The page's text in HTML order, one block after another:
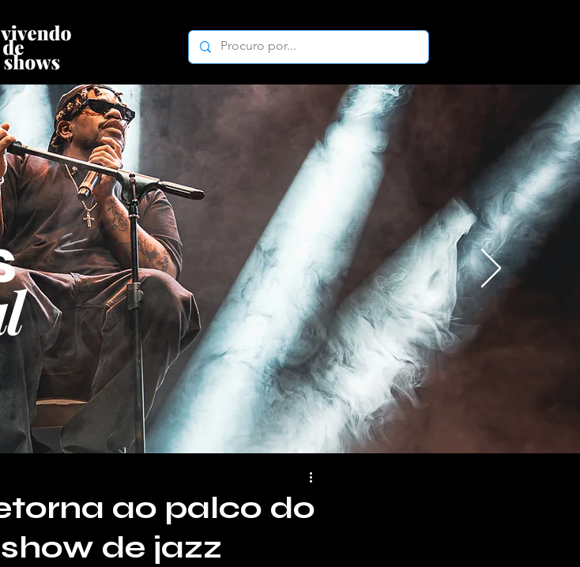
ao palco do
de jazz